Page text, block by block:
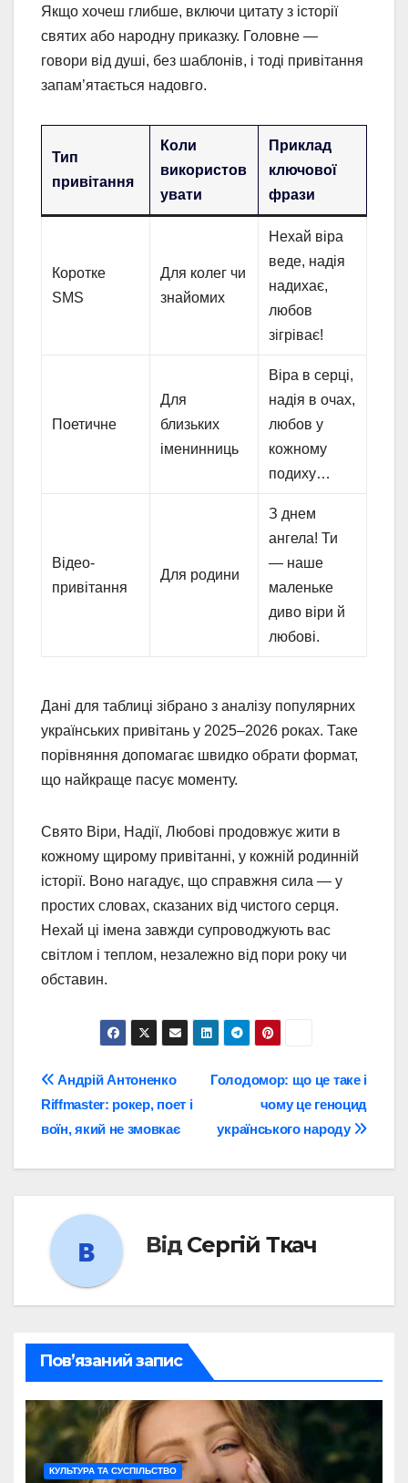
Якщо хочеш глибше, включи цитату з історії
святих або народну приказку. Головне —
говори від душі, без шаблонів, і тоді привітання
запам’ятається надовго.
Тип
привітання
Коли
використов
увати
Приклад
ключової
фрази
Коротке
SMS
Для колег чи
знайомих
Нехай віра
веде, надія
надихає,
любов
зігріває!
Поетичне
Для
близьких
іменинниць
Віра в серці,
надія в очах,
любов у
кожному
подиху…
Відео-
привітання
Для родини
З днем
ангела! Ти
— наше
маленьке
диво віри й
любові.
Дані для таблиці зібрано з аналізу популярних
українських привітань у 2025–2026 роках. Таке
порівняння допомагає швидко обрати формат,
що найкраще пасує моменту.
Свято Віри, Надії, Любові продовжує жити в
кожному щирому привітанні, у кожній родинній
історії. Воно нагадує, що справжня сила — у
простих словах, сказаних від чистого серця.
Нехай ці імена завжди супроводжують вас
світлом і теплом, незалежно від пори року чи
обставин.
Навігація
записів
Голодомор: що це таке і
чому це геноцид
українського народу
Андрій Антоненко
Riffmaster: рокер, поет і
воїн, який не змовкає
Від Сергій Ткач
Пов’язаний запис
КУЛЬТУРА ТА СУСПІЛЬСТВО